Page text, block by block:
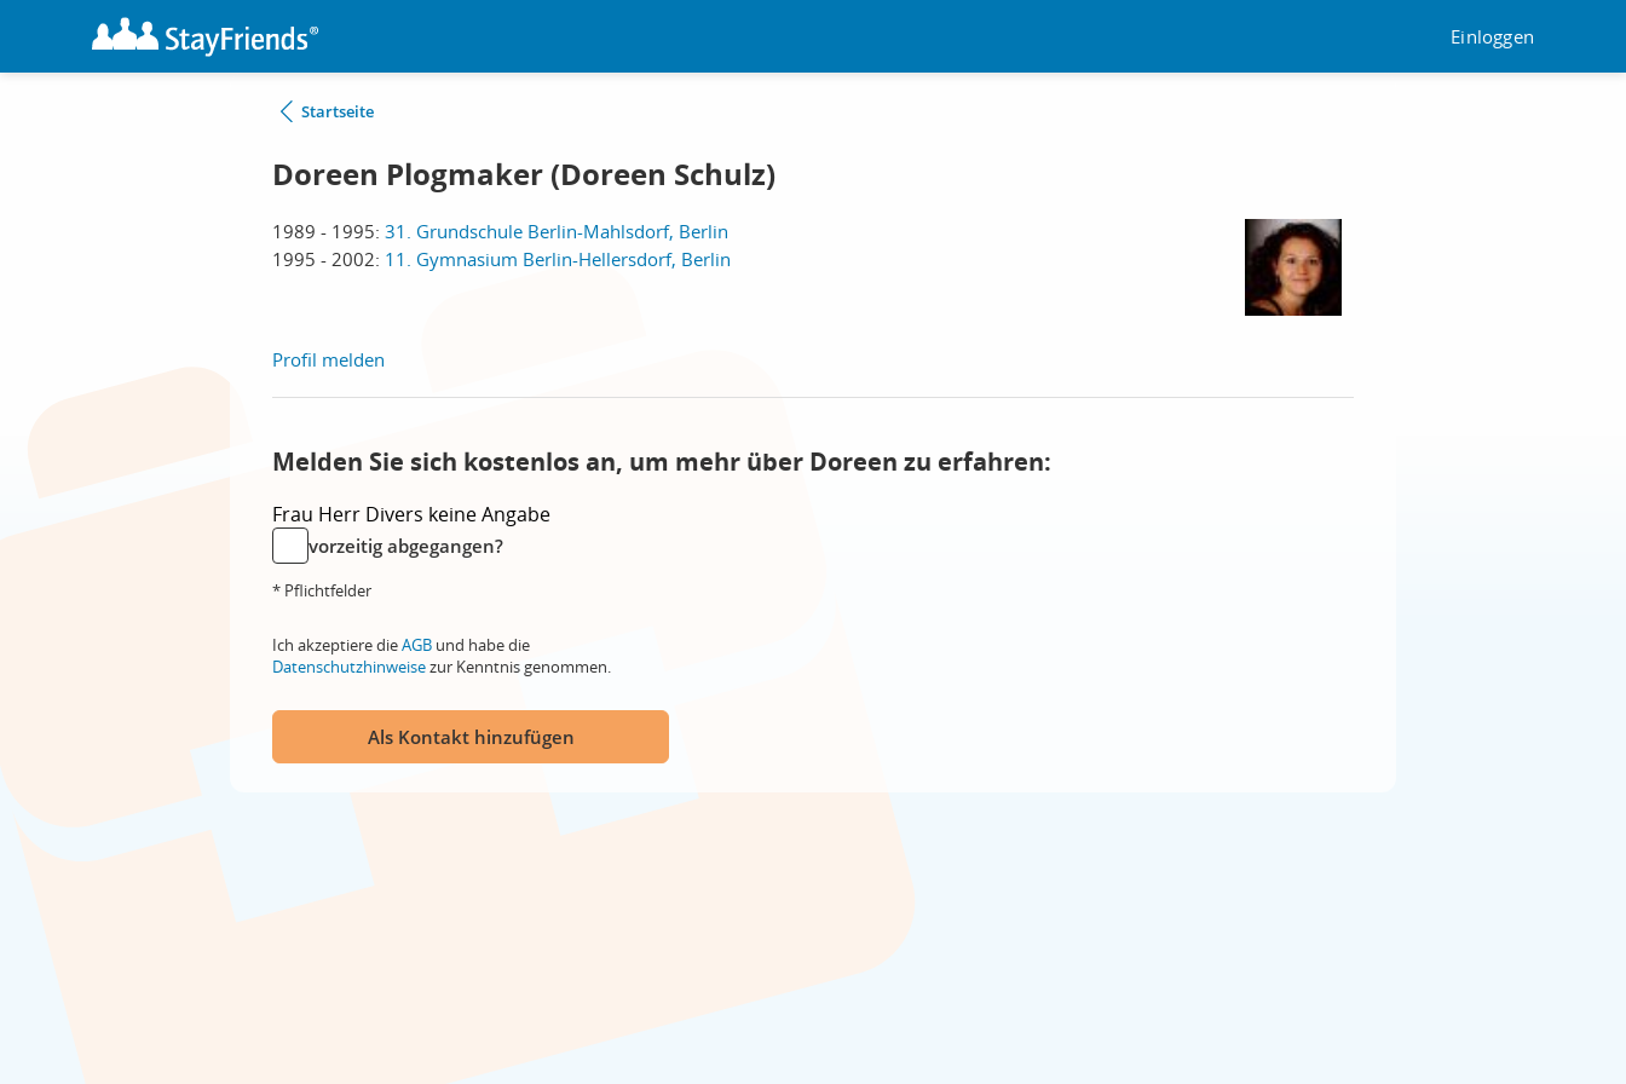
Einloggen
Startseite
Doreen Plogmaker (Doreen Schulz)
1989 - 1995: 31. Grundschule Berlin-Mahlsdorf, Berlin
1995 - 2002: 11. Gymnasium Berlin-Hellersdorf, Berlin
Profil melden
Melden Sie sich kostenlos an, um mehr über Doreen zu erfahren:
Frau Herr Divers keine Angabe
vorzeitig abgegangen?
* Pflichtfelder
Ich akzeptiere dieAGB und habe die
Datenschutzhinweisezur Kenntnis genommen.
Als Kontakt hinzufügen